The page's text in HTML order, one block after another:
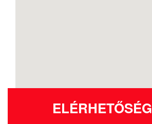
ELÉRHETŐSÉG